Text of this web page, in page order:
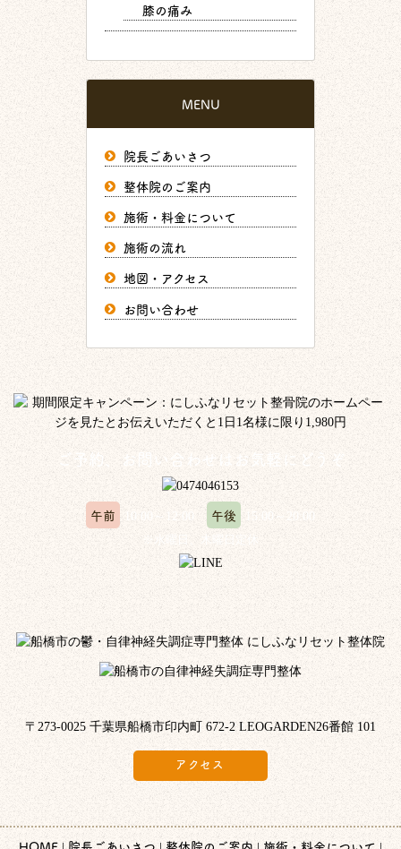
膝の痛み
MENU
院長ごあいさつ
整体院のご案内
施術・料金について
施術の流れ
地図・アクセス
お問い合わせ
ご予約、お問い合わせはお気軽にどうぞ
午前 10:00～12:00 午後
15:00～20:00
※水曜日、木曜日定休
〒273-0025 千葉県船橋市印内町 672-2 LEOGARDEN26番館 101
アクセス